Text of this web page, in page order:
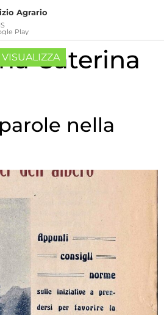
Caterina
nella
Agrario
Play
VISUALIZZA